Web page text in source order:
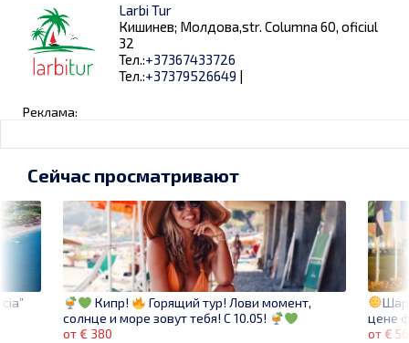
Larbi Tur
Кишинев; Молдова,str. Columna 60, oficiul
32
Тел.:+37367433726
Тел.:+37379526649 |
Реклама:
цене
от €
Сейчас просматривают
Кипр!
Горящий тур! Лови момент,
солнце и море зовут тебя! C 10.05!
от € 380